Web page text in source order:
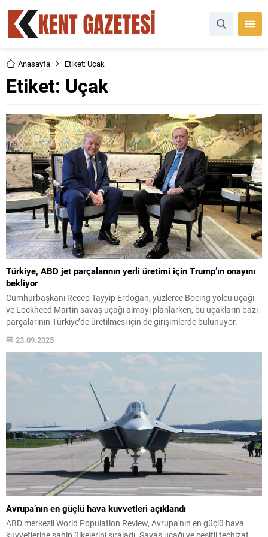
Anasayfa Etiket: Uçak
Etiket: Uçak
Türkiye, ABD jet parçalarının yerli üretimi için Trump’ın onayını
bekliyor
Cumhurbaşkanı Recep Tayyip Erdoğan, yüzlerce Boeing yolcu uçağı
ve Lockheed Martin savaş uçağı almayı planlarken, bu uçakların bazı
parçalarının Türkiye’de üretilmesi için de girişimlerde bulunuyor.
23.09.2025
Avrupa’nın en güçlü hava kuvvetleri açıklandı
ABD merkezli World Population Review, Avrupa'nın en güçlü hava
kuvvetlerine sahip ülkelerini sıraladı. Savaş uçağı ve çeşitli teçhizat